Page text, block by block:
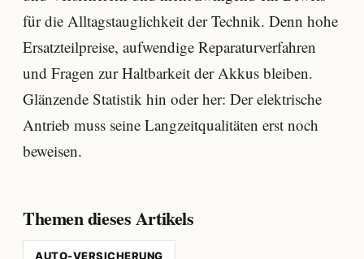
für die Alltagstauglichkeit der Technik. Denn hohe
Ersatzteilpreise, aufwendige Reparaturverfahren
und Fragen zur Haltbarkeit der Akkus bleiben.
Glänzende Statistik hin oder her: Der elektrische
Antrieb muss seine Langzeitqualitäten erst noch
beweisen.
Themen dieses Artikels
AUTO-VERSICHERUNG